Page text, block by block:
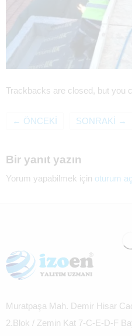
Trackbacks are closed, but you
← ÖNCEKI SONRAKI →
Bir yanıt yazın
Yorum yapabilmek için oturum
Muratpaşa Mah. Demir Hisar
2.Blok / Zemin Kat 7-C-E-D-F